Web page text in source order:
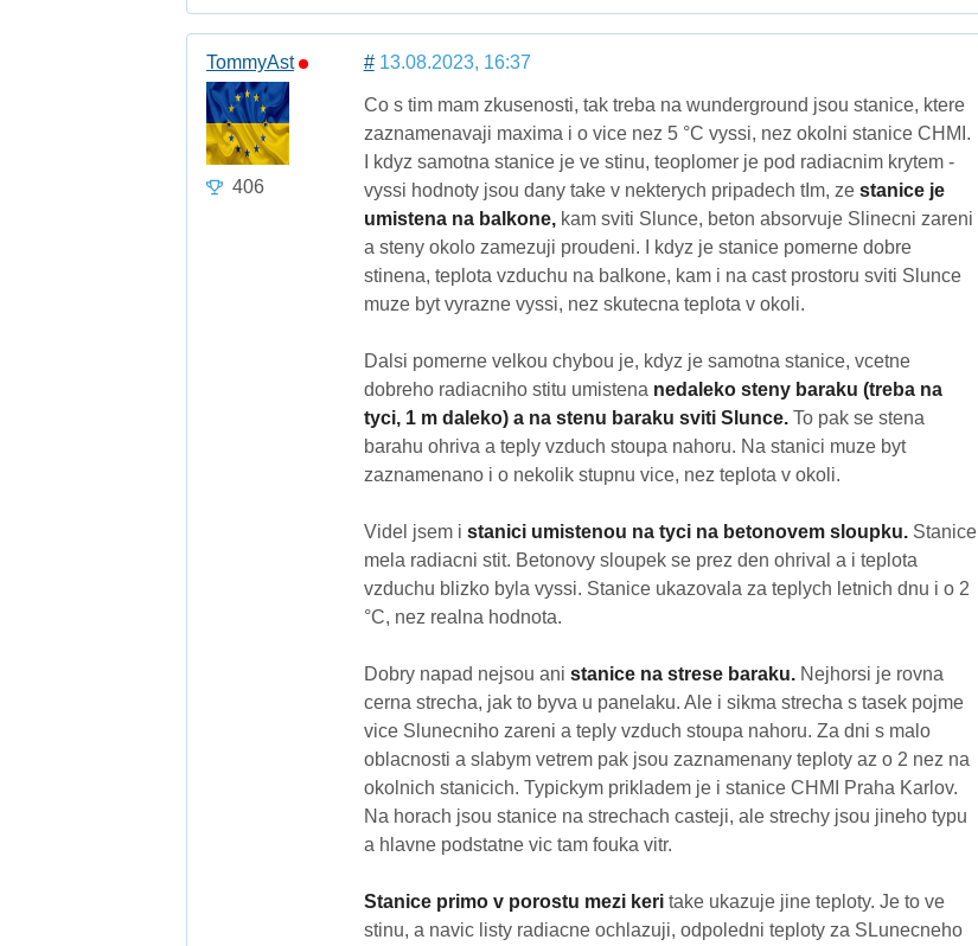
TommyAst
406
#13.08.2023, 16:37
Co s tim mam zkusenosti, tak treba na wunderground jsou stanice, ktere
zaznamenavaji maxima i o vice nez 5 °C vyssi, nez okolni stanice CHMI.
I kdyz samotna stanice je ve stinu, teoplomer je pod radiacnim krytem -
vyssi hodnoty jsou dany take v nekterych pripadech tIm, ze stanice je
umistena na balkone,kam sviti Slunce, beton absorvuje Slinecni zareni
a steny okolo zamezuji proudeni. I kdyz je stanice pomerne dobre
stinena, teplota vzduchu na balkone, kam i na cast prostoru sviti Slunce
muze byt vyrazne vyssi, nez skutecna teplota v okoli.
Dalsi pomerne velkou chybou je, kdyz je samotna stanice, vcetne
dobreho radiacniho stitu umistena nedaleko steny baraku (treba na
tyci, 1 m daleko) a na stenu baraku sviti Slunce.To pak se stena
barahu ohriva a teply vzduch stoupa nahoru. Na stanici muze byt
zaznamenano i o nekolik stupnu vice, nez teplota v okoli.
Videl jsem i stanici umistenou na tyci na betonovem sloupku.Stanice
mela radiacni stit. Betonovy sloupek se prez den ohrival a i teplota
vzduchu blizko byla vyssi. Stanice ukazovala za teplych letnich dnu i o 2
°C, nez realna hodnota.
Dobry napad nejsou ani stanice na strese baraku.Nejhorsi je rovna
cerna strecha, jak to byva u panelaku. Ale i sikma strecha s tasek pojme
vice Slunecniho zareni a teply vzduch stoupa nahoru. Za dni s malo
oblacnosti a slabym vetrem pak jsou zaznamenany teploty az o 2 nez na
okolnich stanicich. Typickym prikladem je i stanice CHMI Praha Karlov.
Na horach jsou stanice na strechach casteji, ale strechy jsou jineho typu
a hlavne podstatne vic tam fouka vitr.
Stanice primo v porostu mezi keritake ukazuje jine teploty. Je to ve
stinu, a navic listy radiacne ochlazuji, odpoledni teploty za SLunecneho